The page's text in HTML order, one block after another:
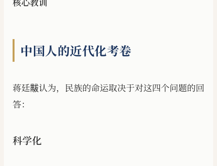
中国人的近代化考卷
蒋廷黻认为，民族的命运取决于对这四个问题的回
答：
科学化